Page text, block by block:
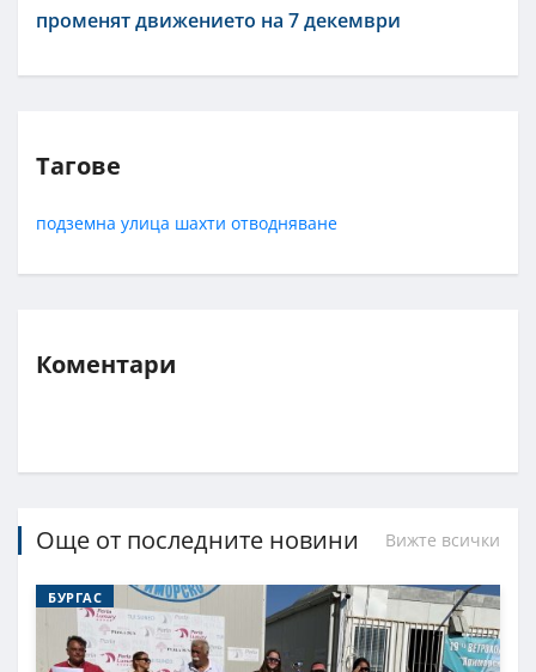
променят движението на 7 декември
Тагове
подземна улица шахти отводняване
Коментари
Още от последните новини Вижте всички
БУРГАС